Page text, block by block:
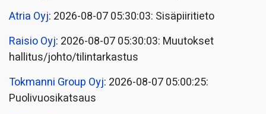
Atria Oyj: 2026-08-07 05:30:03: Sisäpiiritieto
Raisio Oyj: 2026-08-07 05:30:03: Muutokset
hallitus/johto/tilintarkastus
Tokmanni Group Oyj: 2026-08-07 05:00:25:
Puolivuosikatsaus